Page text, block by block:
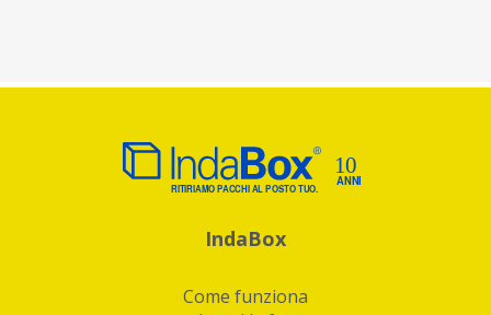
IndaBox
Come funziona